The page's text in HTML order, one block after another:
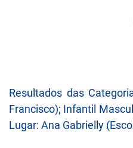
Resultados das
Francisco); Infantil
Lugar: Ana Gabrielly